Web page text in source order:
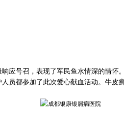
号召，表现了军民鱼水情深的情怀
员都参加了此次爱心献血活动。牛